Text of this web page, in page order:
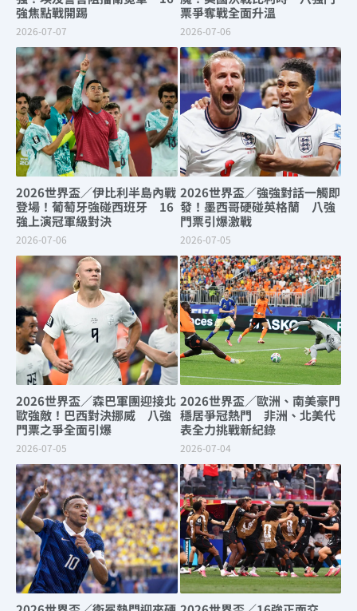
強焦點戰開踢
2026-07-07
票爭奪戰全面升溫
2026-07-06
2026世界盃／伊比利半島內戰
登場！葡萄牙強碰西班牙 16
強上演冠軍級對決
2026-07-06
2026世界盃／強強對話一觸即
發！墨西哥硬碰英格蘭 八強
門票引爆激戰
2026-07-05
2026世界盃／森巴軍團迎接北
歐強敵！巴西對決挪威 八強
門票之爭全面引爆
2026-07-05
2026世界盃／歐洲、南美豪門
穩居爭冠熱門 非洲、北美代
表全力挑戰新紀錄
2026-07-04